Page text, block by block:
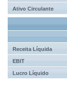
Ativo Circulante
Receita Líquida
EBIT
Lucro Líquido